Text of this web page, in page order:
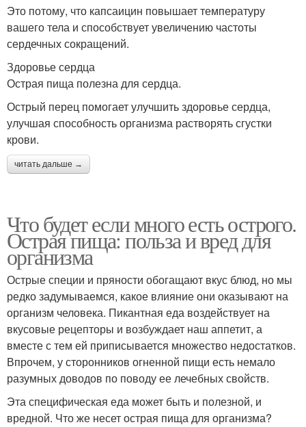
Это потому, что капсаицин повышает температуру
вашего тела и способствует увеличению частоты
сердечных сокращений.
Здоровье сердца
Острая пища полезна для сердца.
Острый перец помогает улучшить здоровье сердца,
улучшая способность организма растворять сгустки
крови.
читать дальше →
Что будет если много есть острого.
Острая пища: польза и вред для
организма
Острые специи и пряности обогащают вкус блюд, но мы
редко задумываемся, какое влияние они оказывают на
организм человека. Пикантная еда воздействует на
вкусовые рецепторы и возбуждает наш аппетит, а
вместе с тем ей приписывается множество недостатков.
Впрочем, у сторонников огненной пищи есть немало
разумных доводов по поводу ее лечебных свойств.
Эта специфическая еда может быть и полезной, и
вредной. Что же несет острая пища для организма?